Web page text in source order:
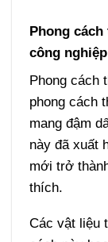
Phong
công
Phong cách
phong cách
mang đậm
này đã xuất
mới trở
thích.
Các vật liệu